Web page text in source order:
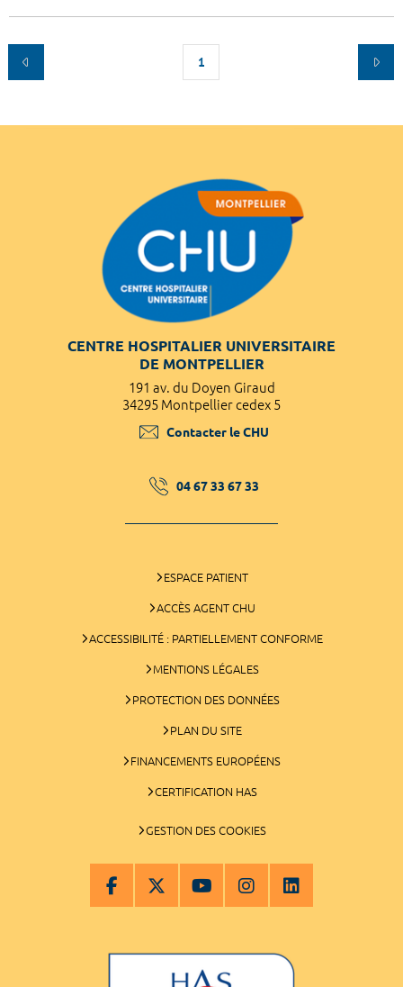
1
CENTRE HOSPITALIER UNIVERSITAIRE
DE MONTPELLIER
191 av. du Doyen Giraud
34295 Montpellier cedex 5
Contacter le CHU
04 67 33 67 33
ESPACE PATIENT
ACCÈS AGENT CHU
ACCESSIBILITÉ : PARTIELLEMENT CONFORME
MENTIONS LÉGALES
PROTECTION DES DONNÉES
PLAN DU SITE
FINANCEMENTS EUROPÉENS
CERTIFICATION HAS
GESTION DES COOKIES